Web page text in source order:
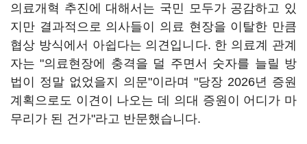
의료개혁 추진에 대해서는 국민 모두가 공감하고 있
지만 결과적으로 의사들이 의료 현장을 이탈한 만큼
협상 방식에서 아쉽다는 의견입니다. 한 의료계 관계
자는 "의료현장에 충격을 덜 주면서 숫자를 늘릴 방
법이 정말 없었을지 의문"이라며 "당장 2026년 증원
계획으로도 이견이 나오는 데 의대 증원이 어디가 마
무리가 된 건가"라고 반문했습니다.